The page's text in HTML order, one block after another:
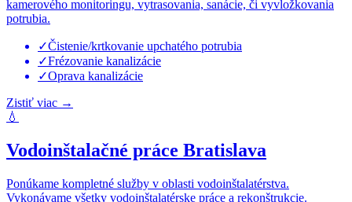
kamerového monitoringu, vytrasovania, sanácie, či vyvložkovania
potrubia.
✓Čistenie/krtkovanie upchatého potrubia
✓Frézovanie kanalizácie
✓Oprava kanalizácie
Zistiť viac →
💧
Vodoinštalačné práce Bratislava
Ponúkame kompletné služby v oblasti vodoinštalatérstva.
Vykonávame všetky vodoinštalatérske práce a rekonštrukcie.